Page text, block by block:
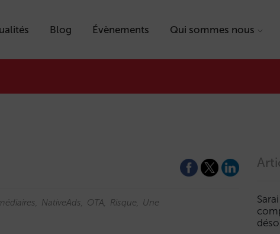
Blog Évènements Qui sommes nous
NativeAds OTA Risque Une